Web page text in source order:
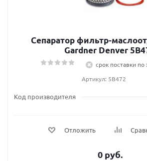
Сепаратор фильтр-
Gardner Denver
срок поставки по
Артикул: 5B472
Код производителя
Отложить
0 руб.